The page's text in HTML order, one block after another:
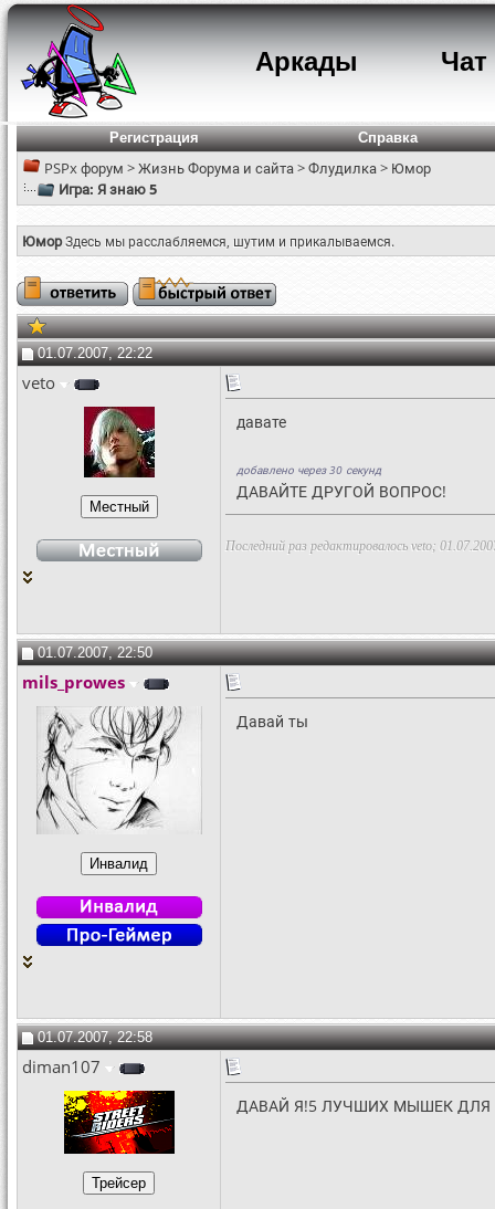
Аркады Чат
Регистрация Справка
PSPx форум >Жизнь Форума и сайта>Флудилка> Юмор
Игра: Я знаю 5
ЮморЗдесь мы расслабляемся, шутим и прикалываемся.
01.07.2007, 22:22
veto
давате
добавлено через 30 секунд
ДАВАЙТЕ ДРУГОЙ ВОПРОС!
Последний раз редактировалось veto;
01.07.2007, 22:50
mils_prowes
Давай ты
01.07.2007, 22:58
diman107
ДАВАЙ Я!5 ЛУЧШИХ МЫШЕК